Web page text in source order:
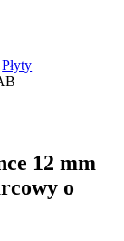
Płyty
12 mm
o